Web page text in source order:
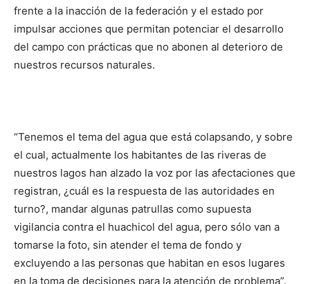
frente a la inacción de la federación y el estado por
impulsar acciones que permitan potenciar el desarrollo
del campo con prácticas que no abonen al deterioro de
nuestros recursos naturales.
“Tenemos el tema del agua que está colapsando, y sobre
el cual, actualmente los habitantes de las riveras de
nuestros lagos han alzado la voz por las afectaciones que
registran, ¿cuál es la respuesta de las autoridades en
turno?, mandar algunas patrullas como supuesta
vigilancia contra el huachicol del agua, pero sólo van a
tomarse la foto, sin atender el tema de fondo y
excluyendo a las personas que habitan en esos lugares
en la toma de decisiones para la atención de problema”.